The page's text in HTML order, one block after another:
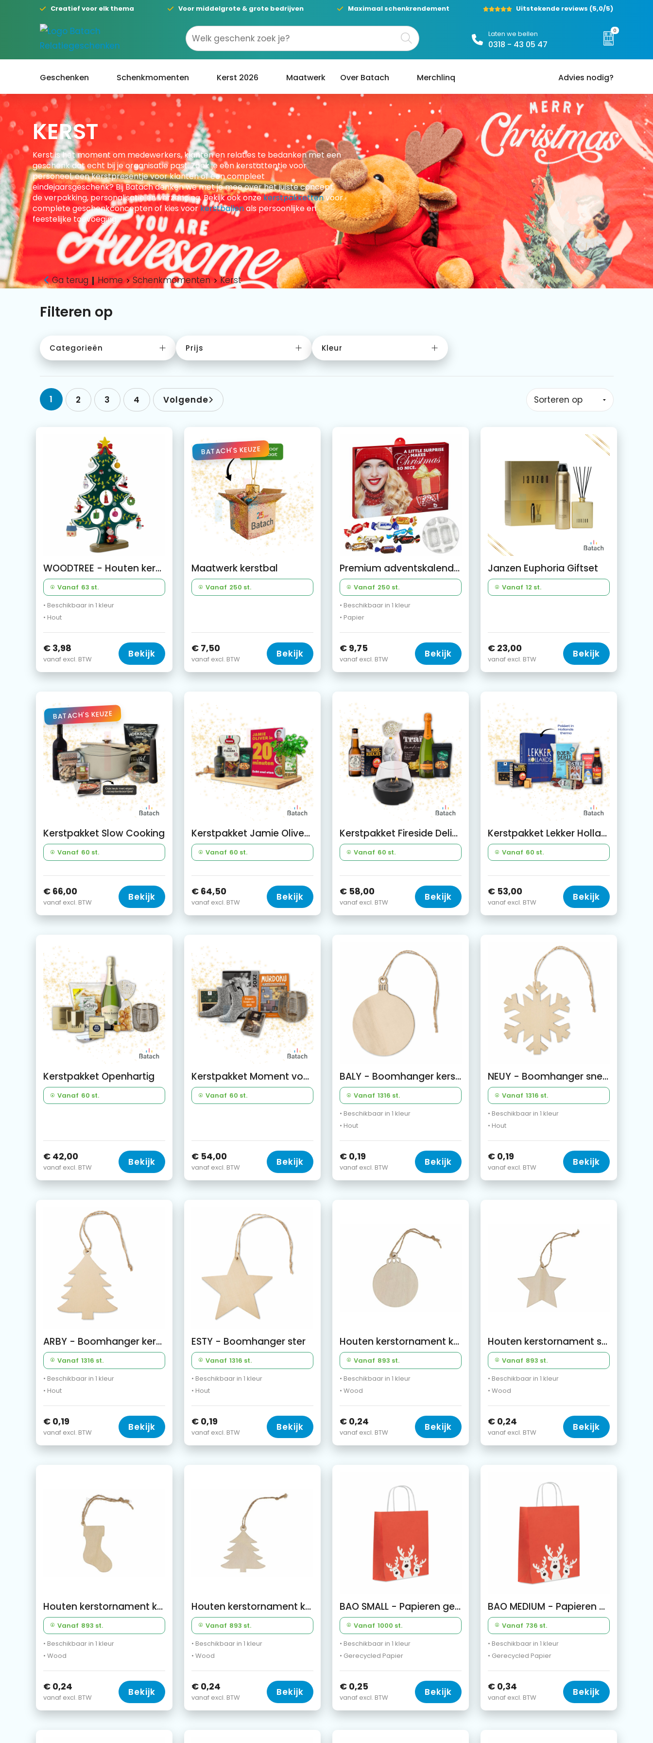
Creatief voor elk thema Voor middelgrote & grote bedrijven Maximaal schenkrendement Uitstekende reviews (5,0/5)
Laten we bellen
0318 - 43 05 47
0
Geschenken Schenkmomenten Kerst 2026 Maatwerk Over Batach Merchlinq Advies nodig?
KERST
Kerst is het moment om medewerkers, klanten en relaties te bedanken met een
geschenk dat echt bij je organisatie past. Zoek je een kerstattentie voor
personeel, een kerstpresentje voor klanten of een compleet
eindejaarsgeschenk? Bij Batach denken we met je mee over het juiste concept,
de verpakking, personalisatie en verzending. Bekijk ook onzekerstpakkettenvoor
complete geschenkconcepten of kies voorkerstballenals persoonlijke en
feestelijke toevoeging.
Ga terug | Home Schenkmomenten Kerst
Filteren op
Categorieën Prijs Kleur
1 2 3 4 Volgende
WOODTREE - Houten kerstboom met decoratie
Vanaf 63 st.
• Beschikbaar in 1 kleur
• Hout
€ 3,98
vanaf excl. BTW Bekijk
BATACH'S KEUZE
Maatwerk kerstbal
Vanaf 250 st.
€ 7,50
vanaf excl. BTW Bekijk
Premium adventskalender
Vanaf 250 st.
• Beschikbaar in 1 kleur
• Papier
€ 9,75
vanaf excl. BTW Bekijk
Janzen Euphoria Giftset
Vanaf 12 st.
€ 23,00
vanaf excl. BTW Bekijk
BATACH'S KEUZE
Kerstpakket Slow Cooking
Vanaf 60 st.
€ 66,00
vanaf excl. BTW Bekijk
Kerstpakket Jamie Oliver 20 min.
Vanaf 60 st.
€ 64,50
vanaf excl. BTW Bekijk
Kerstpakket Fireside Delight
Vanaf 60 st.
€ 58,00
vanaf excl. BTW Bekijk
Kerstpakket Lekker Hollands
Vanaf 60 st.
€ 53,00
vanaf excl. BTW Bekijk
Kerstpakket Openhartig
Vanaf 60 st.
€ 42,00
vanaf excl. BTW Bekijk
Kerstpakket Moment voor Jou (2)
Vanaf 60 st.
€ 54,00
vanaf excl. BTW Bekijk
BALY - Boomhanger kerstbal
Vanaf 1316 st.
• Beschikbaar in 1 kleur
• Hout
€ 0,19
vanaf excl. BTW Bekijk
NEUY - Boomhanger sneeuwvlok
Vanaf 1316 st.
• Beschikbaar in 1 kleur
• Hout
€ 0,19
vanaf excl. BTW Bekijk
ARBY - Boomhanger kerstboom
Vanaf 1316 st.
• Beschikbaar in 1 kleur
• Hout
€ 0,19
vanaf excl. BTW Bekijk
ESTY - Boomhanger ster
Vanaf 1316 st.
• Beschikbaar in 1 kleur
• Hout
€ 0,19
vanaf excl. BTW Bekijk
Houten kerstornament kerstbal
Vanaf 893 st.
• Beschikbaar in 1 kleur
• Wood
€ 0,24
vanaf excl. BTW Bekijk
Houten kerstornament ster
Vanaf 893 st.
• Beschikbaar in 1 kleur
• Wood
€ 0,24
vanaf excl. BTW Bekijk
Houten kerstornament kerstsok
Vanaf 893 st.
• Beschikbaar in 1 kleur
• Wood
€ 0,24
vanaf excl. BTW Bekijk
Houten kerstornament kerstboom
Vanaf 893 st.
• Beschikbaar in 1 kleur
• Wood
€ 0,24
vanaf excl. BTW Bekijk
BAO SMALL - Papieren geschenkzakje (S)
Vanaf 1000 st.
• Beschikbaar in 1 kleur
• Gerecycled Papier
€ 0,25
vanaf excl. BTW Bekijk
BAO MEDIUM - Papieren geschenkzakje (M)
Vanaf 736 st.
• Beschikbaar in 1 kleur
• Gerecycled Papier
€ 0,34
vanaf excl. BTW Bekijk